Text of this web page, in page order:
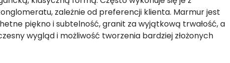
zależnie od preferencji klienta. Marmur jest
piękno i subtelność, granit za wyjątkową trwałość, a
wygląd i możliwość tworzenia bardziej złożonych